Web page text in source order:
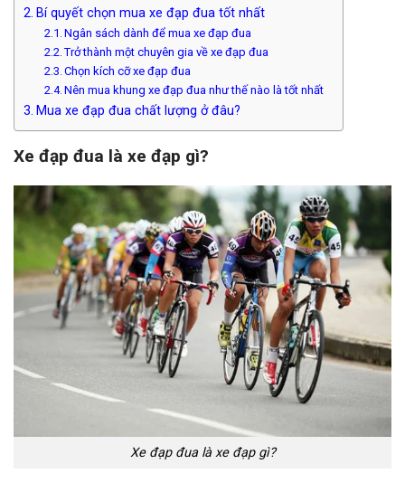
Bí quyết chọn mua xe đạp đua tốt nhất
Ngân sách dành để mua xe đạp đua
Trở thành một chuyên gia về xe đạp đua
Chọn kích cỡ xe đạp đua
Nên mua khung xe đạp đua như thế nào là tốt nhất
Mua xe đạp đua chất lượng ở đâu?
Xe đạp đua là xe đạp gì?
Xe đạp đua là xe đạp gì?